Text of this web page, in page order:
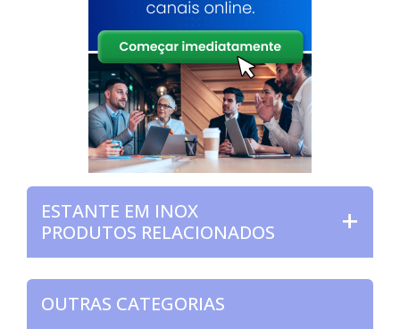
ESTANTE EM INOX
PRODUTOS RELACIONADOS
OUTRAS CATEGORIAS